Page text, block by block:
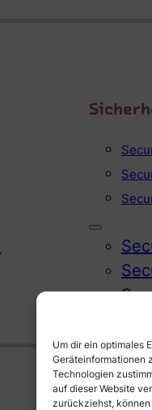
Um dir ein optimales
Geräteinformationen
Technologien
auf dieser Website
zurückziehst,